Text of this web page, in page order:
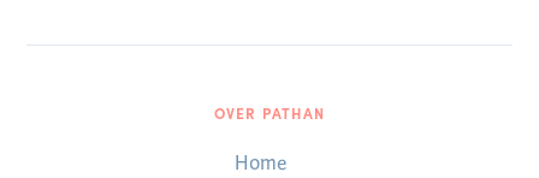
OVER PATHAN
Home